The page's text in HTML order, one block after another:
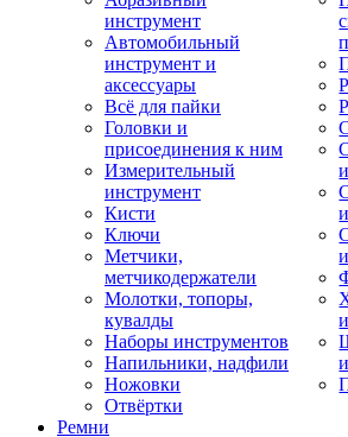
инструмент
Автомобильный
инструмент и
аксессуары
Всё для пайки
Головки и
присоединения к ним
Измерительный
инструмент
Кисти
Ключи
Метчики,
метчикодержатели
Молотки, топоры,
кувалды
Наборы инструментов
Напильники, надфили
Ножовки
Отвёртки
Ремни